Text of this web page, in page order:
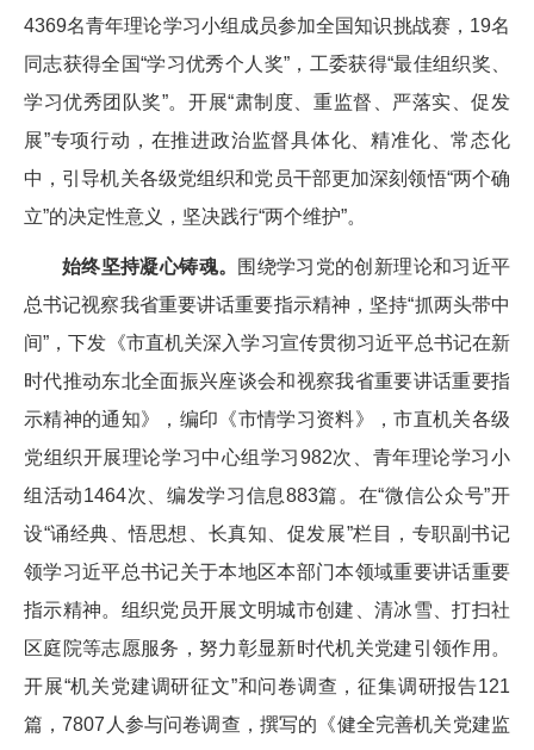
4369名青年理论学习小组成员参加全国知识挑战赛，19名
同志获得全国“学习优秀个人奖”，工委获得“最佳组织奖、
学习优秀团队奖”。开展“肃制度、重监督、严落实、促发
展”专项行动，在推进政治监督具体化、精准化、常态化
中，引导机关各级党组织和党员干部更加深刻领悟“两个确
立”的决定性意义，坚决践行“两个维护”。
始终坚持凝心铸魂。
围绕学习党的创新理论和习近平
总书记视察我省重要讲话重要指示精神，坚持“抓两头带中
间”，下发《市直机关深入学习宣传贯彻习近平总书记在新
时代推动东北全面振兴座谈会和视察我省重要讲话重要指
示精神的通知》，编印《市情学习资料》，市直机关各级
党组织开展理论学习中心组学习982次、青年理论学习小
组活动1464次、编发学习信息883篇。在“微信公众号”开
设“诵经典、悟思想、长真知、促发展”栏目，专职副书记
领学习近平总书记关于本地区本部门本领域重要讲话重要
指示精神。组织党员开展文明城市创建、清冰雪、打扫社
区庭院等志愿服务，努力彰显新时代机关党建引领作用。
开展“机关党建调研征文”和问卷调查，征集调研报告121
篇，7807人参与问卷调查，撰写的《健全完善机关党建监